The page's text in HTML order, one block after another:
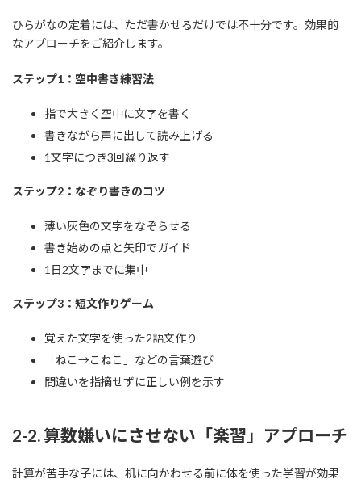
ひらがなの定着には、ただ書かせるだけでは不十分です。効果的
なアプローチをご紹介します。
ステップ1：空中書き練習法
指で大きく空中に文字を書く
書きながら声に出して読み上げる
1文字につき3回繰り返す
ステップ2：なぞり書きのコツ
薄い灰色の文字をなぞらせる
書き始めの点と矢印でガイド
1日2文字までに集中
ステップ3：短文作りゲーム
覚えた文字を使った2語文作り
「ねこ→こねこ」などの言葉遊び
間違いを指摘せずに正しい例を示す
2-2. 算数嫌いにさせない「楽習」アプローチ
計算が苦手な子には、机に向かわせる前に体を使った学習が効果